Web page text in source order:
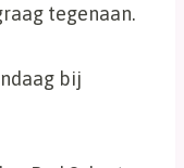
tegenaan.
bij